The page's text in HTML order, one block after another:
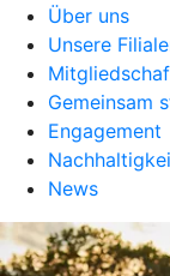
Über uns
Unsere
Gemeinsam
Engagement
News